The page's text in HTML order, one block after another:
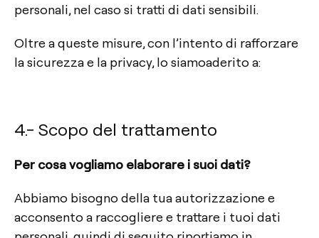
personali, nel caso si tratti di dati sensibili.
Oltre a queste misure, con l’intento di rafforzare
la sicurezza e la privacy, lo siamoaderito a:
4.- Scopo del trattamento
Per cosa vogliamo elaborare i suoi dati?
Abbiamo bisogno della tua autorizzazione e
acconsento a raccogliere e trattare i tuoi dati